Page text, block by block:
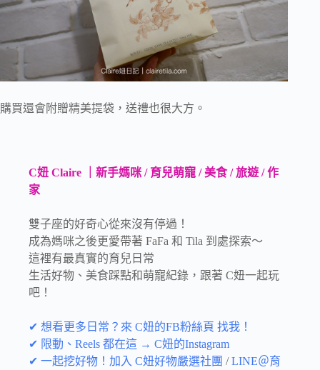
購買還會附贈精美提袋，送禮也很大方。
C妞 Claire ｜新手媽咪 / 育兒萌寵 / 美食 / 旅遊 / 作
家
雙子座的好奇心從來沒有停過！
成為媽咪之後更愛帶著 FaFa 和 Tila 到處探索～
這裡有最真實的育兒日常
生活好物、美食踩點和萌寵紀錄，跟著 C妞一起玩
吧！
✔ 想看更多日常？來 C妞的FB粉絲頁 找我！
✔ 限動、Reels 都在這 → C妞的Instagram
✔ 一起挖好物！加入 C妞好物嚴選社團 /LINE＠育